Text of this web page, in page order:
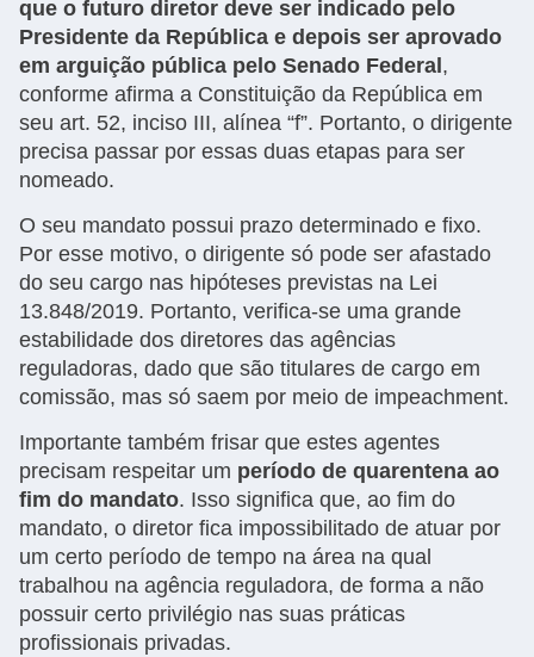
que o futuro diretor deve ser indicado pelo
Presidente da República e depois ser aprovado
em arguição pública pelo Senado Federal,
conforme afirma a Constituição da República em
seu art. 52, inciso III, alínea “f”. Portanto, o dirigente
precisa passar por essas duas etapas para ser
nomeado.
O seu mandato possui prazo determinado e fixo.
Por esse motivo, o dirigente só pode ser afastado
do seu cargo nas hipóteses previstas na Lei
13.848/2019. Portanto, verifica-se uma grande
estabilidade dos diretores das agências
reguladoras, dado que são titulares de cargo em
comissão, mas só saem por meio de impeachment.
Importante também frisar que estes agentes
precisam respeitar um período de quarentena ao
fim do mandato. Isso significa que, ao fim do
mandato, o diretor fica impossibilitado de atuar por
um certo período de tempo na área na qual
trabalhou na agência reguladora, de forma a não
possuir certo privilégio nas suas práticas
profissionais privadas.